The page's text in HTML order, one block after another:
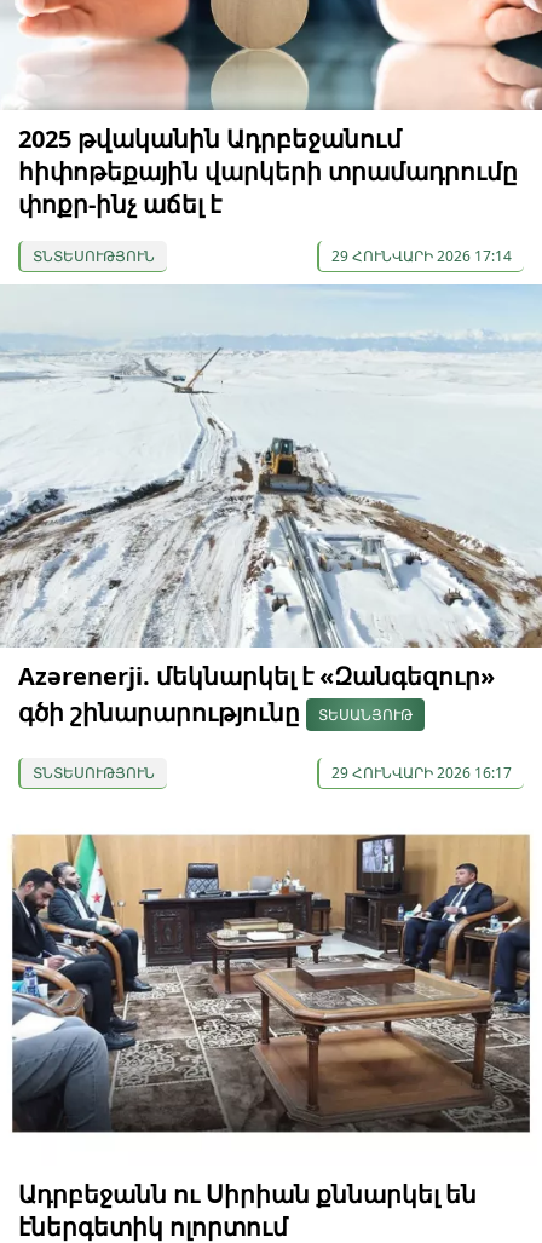
2025 թվականին Ադրբեջանում
հիփոթեքային վարկերի տրամադրումը
փոքր-ինչ աճել է
ՏՆՏԵՍՈՒԹՅՈՒՆ 29 ՀՈՒՆՎԱՐԻ 2026 17:14
Azərenerji. մեկնարկել է «Զանգեզուր»
գծի շինարարությունը
ՏԵՍԱՆՅՈՒԹ
ՏՆՏԵՍՈՒԹՅՈՒՆ 29 ՀՈՒՆՎԱՐԻ 2026 16:17
Ադրբեջանն ու Սիրիան քննարկել են
էներգետիկ ոլորտում